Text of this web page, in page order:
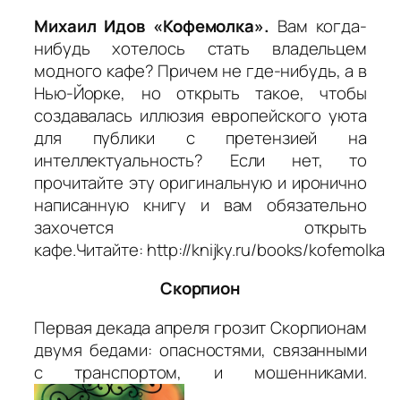
Михаил Идов «Кофемолка». Вам когда-
нибудь хотелось стать владельцем
модного кафе? Причем не где-нибудь, а в
Нью-Йорке, но открыть такое, чтобы
создавалась иллюзия европейского уюта
для публики с претензией на
интеллектуальность? Если нет, то
прочитайте эту оригинальную и иронично
написанную книгу и вам обязательно
захочется открыть
кафе.Читайте: http://knijky.ru/books/kofemolka
Скорпион
Первая декада апреля грозит Скорпионам
двумя бедами: опасностями, связанными
с транспортом, и мошенниками.